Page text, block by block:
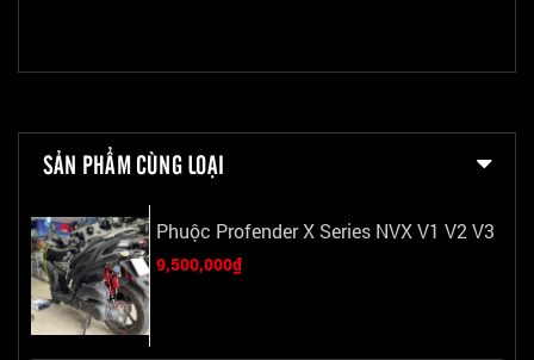
SẢN PHẨM CÙNG LOẠI
Phuộc Profender X Series NVX V1 V2 V3
9,500,000₫